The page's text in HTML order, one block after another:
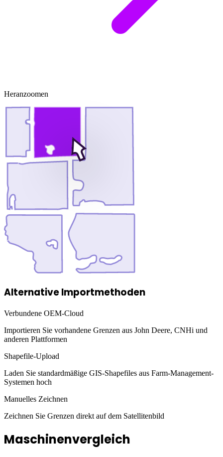
Heranzoomen
Alternative Importmethoden
Verbundene OEM-Cloud
Importieren Sie vorhandene Grenzen aus John Deere, CNHi und
anderen Plattformen
Shapefile-Upload
Laden Sie standardmäßige GIS-Shapefiles aus Farm-Management-
Systemen hoch
Manuelles Zeichnen
Zeichnen Sie Grenzen direkt auf dem Satellitenbild
Maschinenvergleich